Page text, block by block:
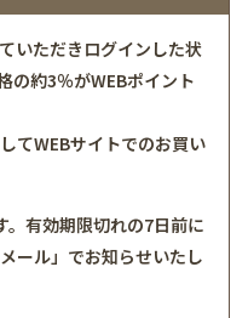
いただきログインした状
の約3％がWEBポイント
てWEBサイトでのお買い
有効期限切れの7日前に
ール」でお知らせいたし